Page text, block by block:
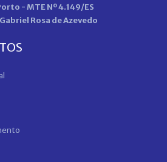
- MTE Nº 4.149/ES
Rosa de Azevedo